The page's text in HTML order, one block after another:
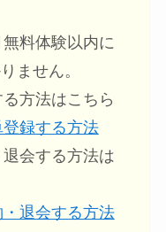
料体験以内に
ません。
方法はこちら
録する方法
会する方法は
退会する方法